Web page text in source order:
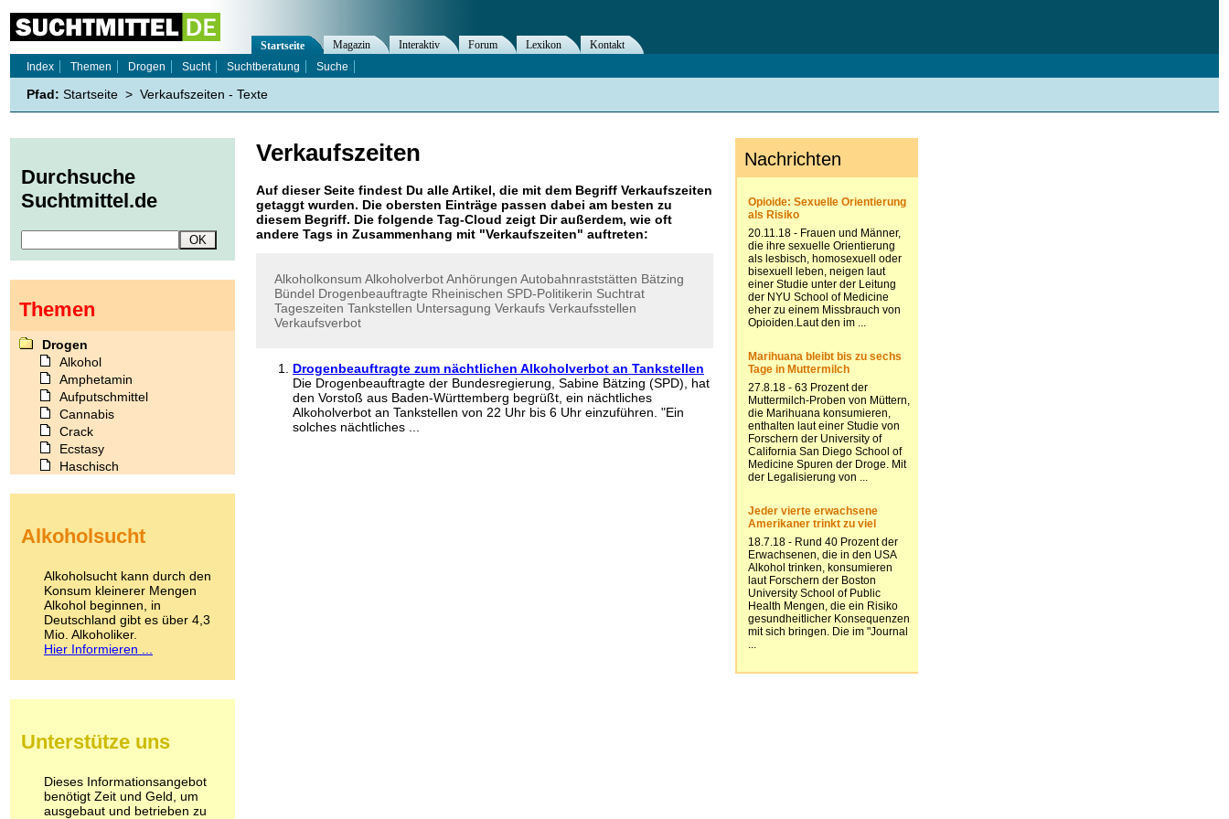
Verkaufszeiten
Auf dieser Seite findest Du alle Artikel, die mit dem Begriff Verkaufszeiten
getaggt wurden. Die obersten Einträge passen dabei am besten zu
diesem Begriff. Die folgende Tag-Cloud zeigt Dir außerdem, wie oft
andere Tags in Zusammenhang mit "Verkaufszeiten" auftreten:
Alkoholkonsum AlkoholverbotAnhörungen Autobahnraststätten Bätzing
Bündel Drogenbeauftragte Rheinischen SPD-Politikerin Suchtrat
Tageszeiten Tankstellen Untersagung Verkaufs Verkaufsstellen
Verkaufsverbot
Drogenbeauftragte zum nächtlichen Alkoholverbot an Tankstellen
Die Drogenbeauftragte der Bundesregierung, Sabine Bätzing (SPD), hat
den Vorstoß aus Baden-Württemberg begrüßt, ein nächtliches
Alkoholverbot an Tankstellen von 22 Uhr bis 6 Uhr einzuführen. "Ein
solches nächtliches ...
Startseite Magazin Interaktiv Forum Lexikon
Kontakt
Index
Themen Drogen Sucht Suchtberatung Suche
Pfad: Startseite > Verkaufszeiten - Texte
Durchsuche
Suchtmittel.de
Themen
Drogen
Alkohol
Amphetamin
Aufputschmittel
Cannabis
Crack
Ecstasy
Haschisch
Kokain
LSD
Marihuana
Medikamente
Meskalin
Metamphetamin
Methadon
Pilze
Psychopharmaka
Schlafmittel
Schmerzmittel
Alkoholsucht
Alkoholsucht kann durch den
Konsum kleinerer Mengen
Alkohol beginnen, in
Deutschland gibt es über 4,3
Mio. Alkoholiker.
Hier Informieren ...
Unterstütze uns
Dieses Informationsangebot
benötigt Zeit und Geld, um
ausgebaut und betrieben zu